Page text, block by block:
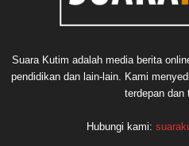
Suara Kutim adalah media berita
pendidikan dan lain-lain. Kami
terdepan dan
Hubungi kami: